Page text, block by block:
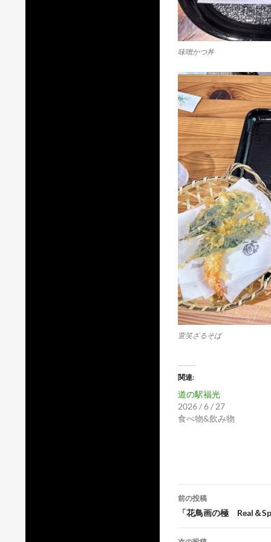
味噌かつ丼
萱笑ざるそば
関連
道の駅福光
2026 / 6 / 27
食べ物&飲み物
投
稿
ナ
前の投稿
「花鳥画の極 Real＆